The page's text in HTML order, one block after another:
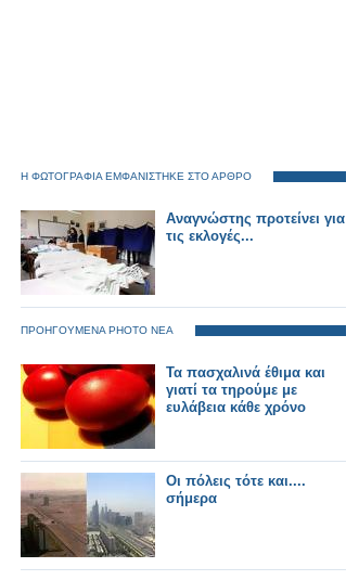
Η ΦΩΤΟΓΡΑΦΙΑ ΕΜΦΑΝΙΣΤΗΚΕ ΣΤΟ ΑΡΘΡΟ
Αναγνώστης προτείνει για
τις εκλογές...
ΠΡΟΗΓΟΥΜΕΝΑ PHOTO ΝΕΑ
Τα πασχαλινά έθιμα και
γιατί τα τηρούμε με
ευλάβεια κάθε χρόνο
Οι πόλεις τότε και....
σήμερα